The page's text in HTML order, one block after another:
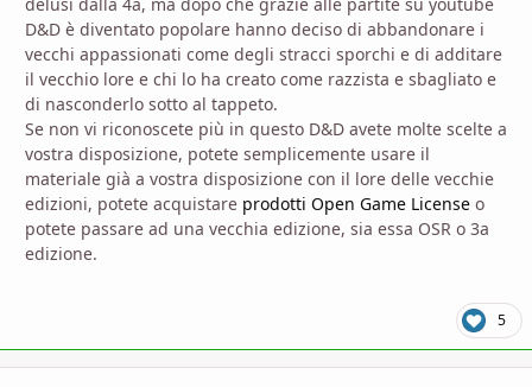
D&D è diventato popolare hanno deciso di abbandonare i
vecchi appassionati come degli stracci sporchi e di additare
il vecchio lore e chi lo ha creato come razzista e sbagliato e
di nasconderlo sotto al tappeto.
Se non vi riconoscete più in questo D&D avete molte scelte a
vostra disposizione, potete semplicemente usare il
materiale già a vostra disposizione con il lore delle vecchie
edizioni, potete acquistare prodotti Open Game License o
potete passare ad una vecchia edizione, sia essa OSR o 3a
edizione.
5